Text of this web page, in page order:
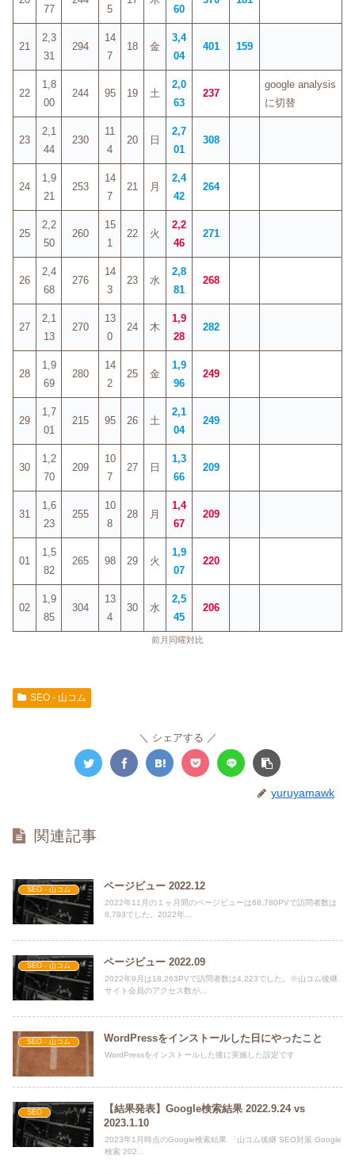
77
5
60
21
2,3
31
294
14
7
18 金
3,4
04
401 159
22
1,8
00
244 95 19 土
2,0
63
237
google analysis
に切替
23
2,1
44
230
11
4
20 日
2,7
01
308
24
1,9
21
253
14
7
21 月
2,4
42
264
25
2,2
50
260
15
1
22 火
2,2
46
271
26
2,4
68
276
14
3
23 水
2,8
81
268
27
2,1
13
270
13
0
24 木
1,9
28
282
28
1,9
69
280
14
2
25 金
1,9
96
249
29
1,7
01
215 95 26 土
2,1
04
249
30
1,2
70
209
10
7
27 日
1,3
66
209
31
1,6
23
255
10
8
28 月
1,4
67
209
01
1,5
82
265 98 29 火
1,9
07
220
02
1,9
85
304
13
4
30 水
2,5
45
206
前月同曜対比
SEO - 山コム
シェアする
yuruyamawk
関連記事
SEO - 山コム ページビュー 2022.12
2022年11月の１ヶ月間のページビューは68,780PVで訪問者数は
8,793でした。2022年...
SEO - 山コム ページビュー 2022.09
2022年9月は18,263PVで訪問者数は4,223でした。※山コム後継
サイト会員のアクセス数が...
SEO - 山コム WordPressをインストールした日にやったこと
WordPressをインストールした後に実施した設定です
SEO
【結果発表】Google検索結果 2022.9.24 vs
2023.1.10
2023年1月時点のGoogle検索結果 「山コム後継 SEO対策 Google
検索 202...